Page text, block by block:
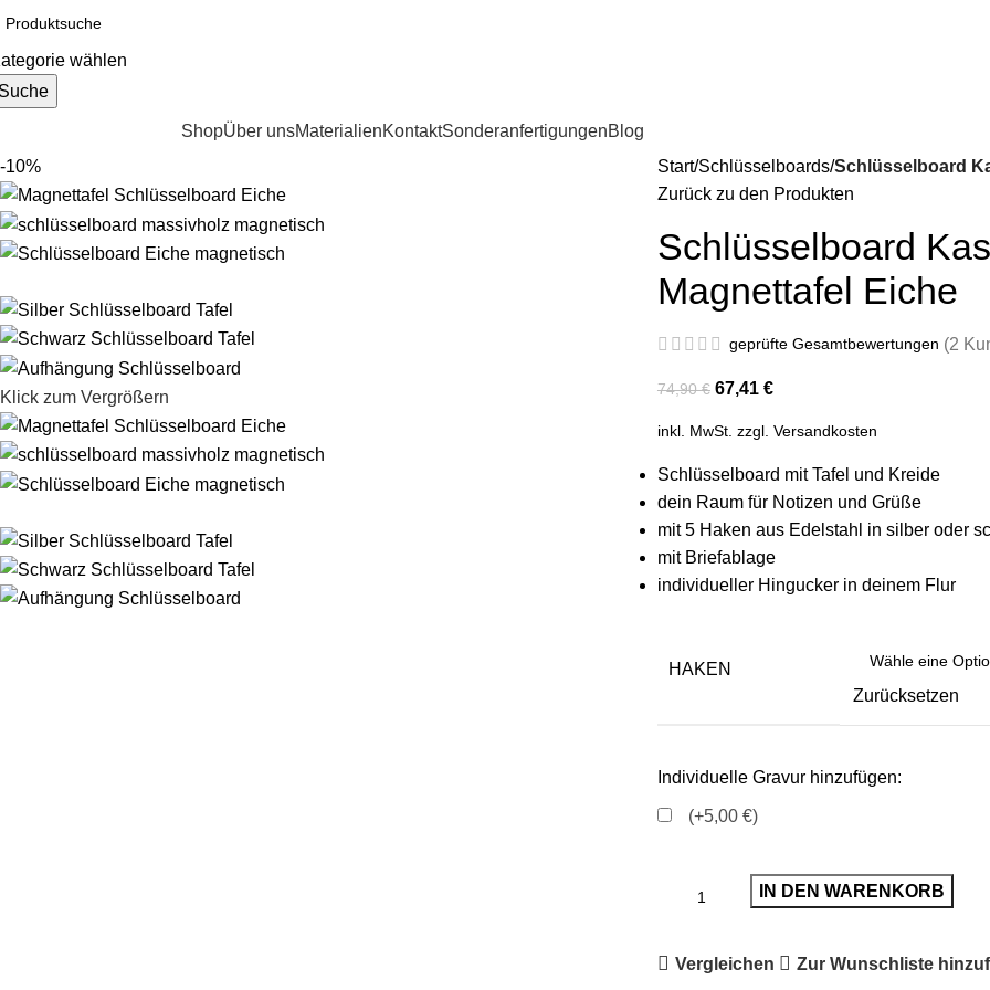
wählen
ShopÜber unsMaterialienKontaktSonderanfertigungenBlog
-10%
Klick zum Vergrößern
Start Schlüsselboards Schlüsselboard
Zurück zu den Produkten
Schlüsselboard
Magnettafel Eiche
geprüfte Gesamtbewertungen (2
74,90€ 67,41 €
inkl. MwSt. zzgl. Versandkosten
Schlüsselboard mit Tafel und Kreide
dein Raum für Notizen und Grüße
mit 5 Haken aus Edelstahl in silber oder
mit Briefablage
individueller Hingucker in deinem Flur
HAKEN
Zurücksetzen
Individuelle Gravur hinzufügen:
(+5,00 €)
IN DEN WARENKORB
Vergleichen Zur Wunschliste